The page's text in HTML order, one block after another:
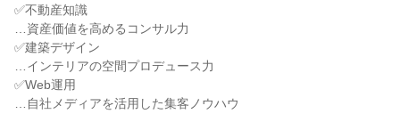
✅不動産知識
…資産価値を高めるコンサル力
✅建築デザイン
…インテリアの空間プロデュース力
✅Web運用
…自社メディアを活用した集客ノウハウ